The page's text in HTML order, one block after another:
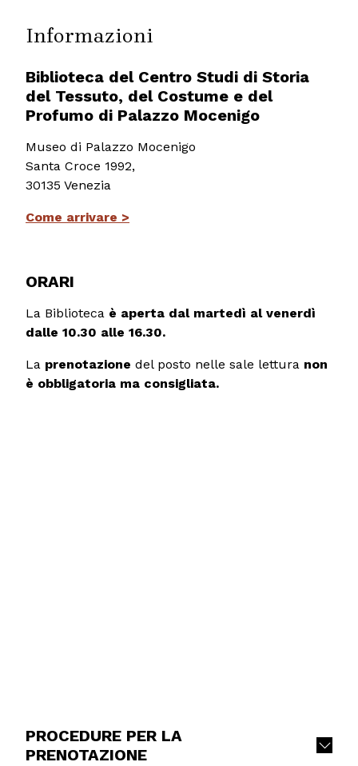
Informazioni
Biblioteca del Centro Studi di Storia
del Tessuto, del Costume e del
Profumo di Palazzo Mocenigo
Museo di Palazzo Mocenigo
Santa Croce 1992,
30135 Venezia
Come arrivare >
ORARI
La Biblioteca è aperta dal martedì al venerdì
dalle 10.30 alle 16.30.
La prenotazione del posto nelle sale lettura non
è obbligatoria ma consigliata.
PROCEDURE PER LA
PRENOTAZIONE